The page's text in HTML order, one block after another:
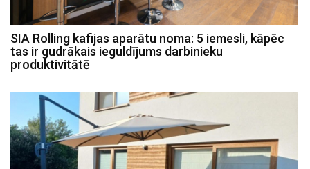
SIA Rolling kafijas aparātu noma: 5 iemesli, kāpēc
tas ir gudrākais ieguldījums darbinieku
produktivitātē